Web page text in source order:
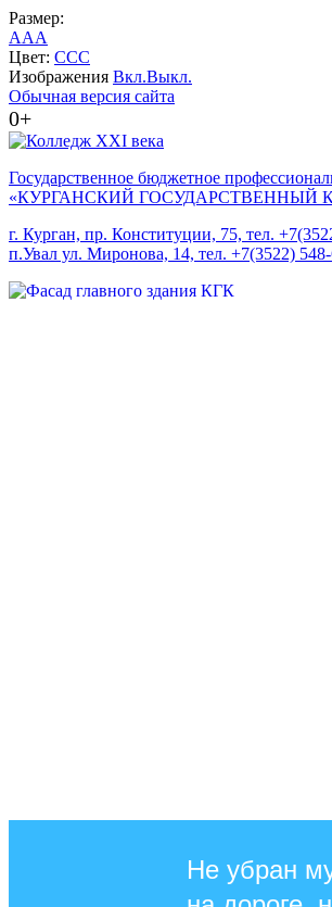
Размер:
AAA
Цвет: CCC
Изображения Вкл.Выкл.
Обычная версия сайта
0+
Государственное бюджетное
«КУРГАНСКИЙ ГОСУДАРСТВЕННЫЙ
г. Курган, пр. Конституции, 75, тел.
п.Увал ул. Миронова, 14, тел. +7(3522)
Не убран